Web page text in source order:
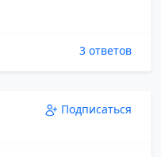
3 ответов
Подписаться